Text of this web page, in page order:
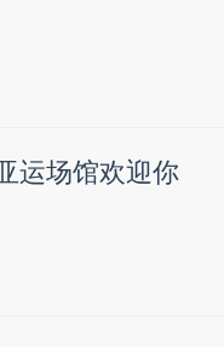
运场馆欢迎你